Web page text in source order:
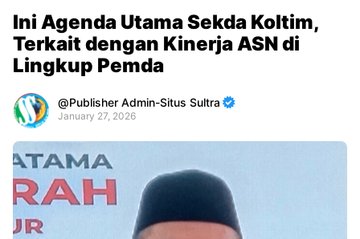
Ini Agenda Utama Sekda Koltim,
Terkait dengan Kinerja ASN di
Lingkup Pemda
Publisher Admin-Situs Sultra
January 27, 2026
Premium
By
Raushan
Design
With
Shroff